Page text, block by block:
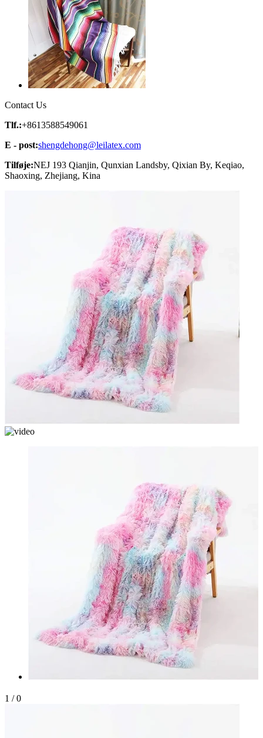
Contact Us
Tlf.:+8613588549061
E - post:shengdehong@leilatex.com
Tilføje:NEJ 193 Qianjin, Qunxian Landsby, Qixian By, Keqiao,
Shaoxing, Zhejiang, Kina
1 / 0